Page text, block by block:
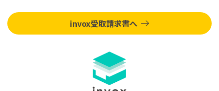
invox受取請求書へ